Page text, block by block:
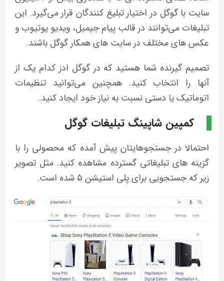
سایت با گوگل در اختیار تبلیغ کنندگان قرار می‌گیرد. این
تبلیغات می‌توانند در قالب پیام جیمیل، ویدیو یوتیوب و
عکس های مختلف در سایت های همکار گوگل باشند.
تصمیم گیرنده شما هستید که در گوگل ادز کدام یک از
آنها را انتخاب کنید. همچنین می‌توانید تنظیمات
اتوماتیک یا دستی نسبت به نیاز خود ایجاد کنید.
کمپین شاپینگ تبلیغات گوگل
احتمالا در جستجوهایتان پیش آمده که محصولی را با
گزینه های تبلیغاتی گسترده مشاهده کنید. مثل تصویر
زیر که جستجویی برای پلی استیشن ۵ شده است.